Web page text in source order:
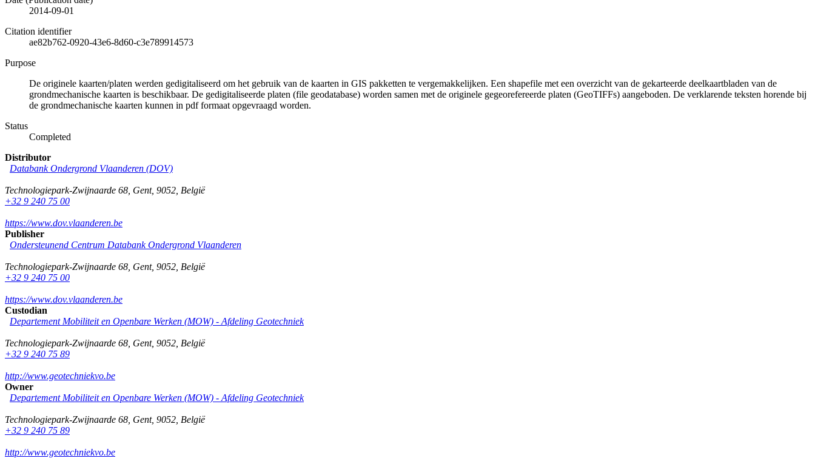
2014-09-01
Citation identifier
ae82b762-0920-43e6-8d60-c3e789914573
Purpose
De originele kaarten/platen werden gedigitaliseerd om het gebruik van de kaarten in GIS pakketten te vergemakkelijken. Een shapefile met een overzicht van de gekarteerde deelkaartbladen van de
grondmechanische kaarten is beschikbaar. De gedigitaliseerde platen (file geodatabase) worden samen met de originele gegeorefereerde platen (GeoTIFFs) aangeboden. De verklarende teksten horende bij
de grondmechanische kaarten kunnen in pdf formaat opgevraagd worden.
Status
Completed
Distributor
Databank Ondergrond Vlaanderen (DOV)
Technologiepark-Zwijnaarde 68 Gent, 9052 België
+32 9 240 75 00
https://www.dov.vlaanderen.be
Publisher
Ondersteunend Centrum Databank Ondergrond Vlaanderen
Technologiepark-Zwijnaarde 68 Gent, 9052 België
+32 9 240 75 00
https://www.dov.vlaanderen.be
Custodian
Departement Mobiliteit en Openbare Werken (MOW) - Afdeling Geotechniek
Technologiepark-Zwijnaarde 68 Gent, 9052 België
+32 9 240 75 89
http://www.geotechniekvo.be
Owner
Departement Mobiliteit en Openbare Werken (MOW) - Afdeling Geotechniek
Technologiepark-Zwijnaarde 68 Gent, 9052 België
+32 9 240 75 89
http://www.geotechniekvo.be